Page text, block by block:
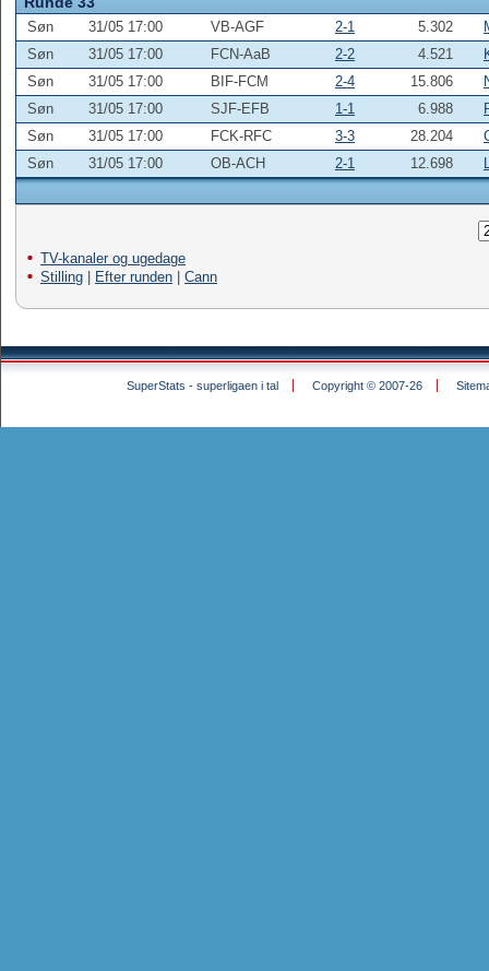
Søn 31/05 17:00 VB-AGF 2-1 5.302
Søn
31/05 17:00 FCN-AaB 2-2 4.521
Søn
31/05 17:00 BIF-FCM 2-4 15.806
Søn
31/05 17:00 SJF-EFB 1-1 6.988
Søn
31/05 17:00 FCK-RFC 3-3 28.204
Søn
31/05 17:00 OB-ACH 2-1 12.698
TV-kanaler og ugedage
Stilling
Efter runden Cann
SuperStats - superligaen i tal Copyright © 2007-26